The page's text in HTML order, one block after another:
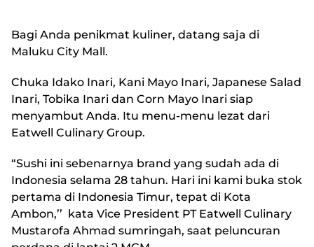
Bagi Anda penikmat kuliner, datang saja di
Maluku City Mall.
Chuka Idako Inari, Kani Mayo Inari, Japanese Salad
Inari, Tobika Inari dan Corn Mayo Inari siap
menyambut Anda. Itu menu-menu lezat dari
Eatwell Culinary Group.
“Sushi ini sebenarnya brand yang sudah ada di
Indonesia selama 28 tahun. Hari ini kami buka stok
pertama di Indonesia Timur, tepat di Kota
Ambon,’’ kata Vice President PT Eatwell Culinary
Mustarofa Ahmad sumringah, saat peluncuran